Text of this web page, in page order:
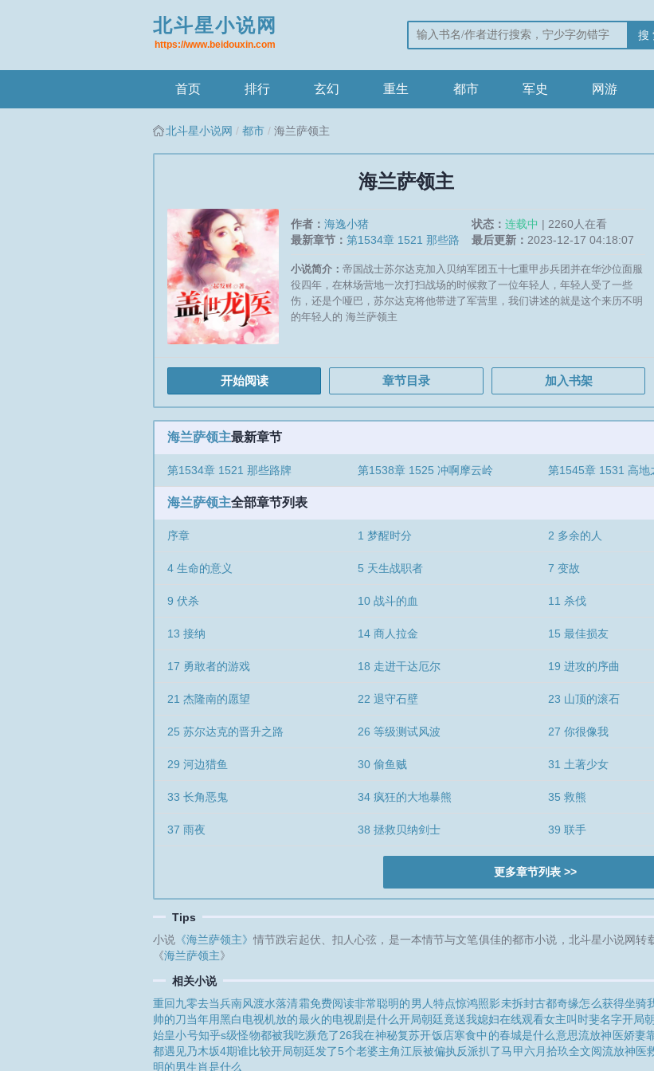
北斗星小说网
https://www.beidouxin.com
搜
首页 排行 玄幻 重生 都市 军史 网游
北斗星小说网 都市 海兰萨领主
海兰萨领主
作者： 海逸小猪 状态：连载中 | 2260人在看
最新章节： 第1534章 1521 那些路
最后更新： 2023-12-17 04:18:07
小说简介： 帝国战士苏尔达克加入贝纳军团五十七重甲步兵团并在华沙位面服
役四年，在林场营地一次打扫战场的时候救了一位年轻人，年轻人受了一些
伤，还是个哑巴，苏尔达克将他带进了军营里，我们讲述的就是这个来历不明
的年轻人的 海兰萨领主
开始阅读 章节目录 加入书架
海兰萨领主最新章节
第1534章 1521 那些路牌 第1538章 1525 冲啊摩云岭 第1545章 1531 高地
海兰萨领主全部章节列表
序章 1 梦醒时分 2 多余的人
4 生命的意义 5 天生战职者 7 变故
9 伏杀 10 战斗的血 11 杀伐
13 接纳 14 商人拉金 15 最佳损友
17 勇敢者的游戏 18 走进干达厄尔 19 进攻的序曲
21 杰隆南的愿望 22 退守石壁 23 山顶的滚石
25 苏尔达克的晋升之路 26 等级测试风波 27 你很像我
29 河边猎鱼 30 偷鱼贼 31 土著少女
33 长角恶鬼 34 疯狂的大地暴熊 35 救熊
37 雨夜 38 拯救贝纳剑士 39 联手
更多章节列表 >>
Tips
小说 《海兰萨领主》情节跌宕起伏、扣人心弦，是一本情节与文笔俱佳的都市小说，北斗星小说网转
《海兰萨领主》
相关小说
重回九零去当兵南风渡水落清霜免费阅读非常聪明的男人特点惊鸿照影未拆封古都奇缘怎么获得坐骑
帅的刀当年用黑白电视机放的最火的电视剧是什么开局朝廷竟送我媳妇在线观看女主叫时斐名字开局
始皇小号知乎s级怪物都被我吃濒危了26我在神秘复苏开饭店寒食中的春城是什么意思流放神医娇妻
都遇见乃木坂4期谁比较开局朝廷发了5个老婆主角江辰被偏执反派扒了马甲六月拾玖全文阅流放神医
明的男生肖是什么